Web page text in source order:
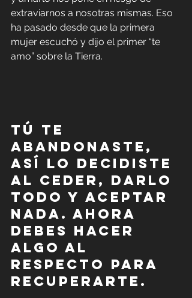
extraviarnos a nosotras mismas. Eso
ha pasado desde que la primera
mujer escuchó y dijo el primer “te
amo” sobre la Tierra.
Tú te
abandonaste,
así lo decidiste
al ceder, darlo
todo y aceptar
nada. Ahora
debes hacer
algo al
respecto para
recuperarte.